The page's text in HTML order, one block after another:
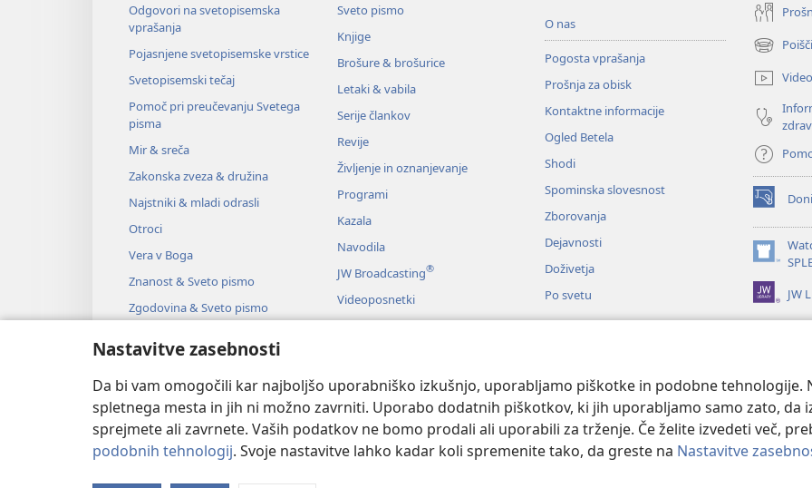
Nastavitve zasebnosti
Da bi vam omogočili kar najboljšo uporabniško izkušnjo, uporabljamo piškotke in podobne tehnologije.
spletnega mesta in jih ni možno zavrniti. Uporabo dodatnih piškotkov, ki jih uporabljamo samo zato, da
sprejmete ali zavrnete. Vaših podatkov ne bomo prodali ali uporabili za trženje. Če želite izvedeti več,
podobnih tehnologij. Svoje nastavitve lahko kadar koli spremenite tako, da greste na Nastavitve
Odgovori na svetopisemska
vprašanja
Pojasnjene svetopisemske vrstice
Svetopisemski tečaj
Pomoč pri preučevanju Svetega
pisma
Mir & sreča
Zakonska zveza & družina
Najstniki & mladi odrasli
Otroci
Vera v Boga
Znanost & Sveto pismo
Zgodovina & Sveto pismo
Sveto pismo
Knjige
Brošure & brošurice
Letaki & vabila
Serije člankov
Revije
Življenje in oznanjevanje
Programi
Kazala
Navodila
JW Broadcasting®
Videoposnetki
Glasba
Dramsko branje Svetega pisma
O nas
Pogosta vprašanja
Prošnja za obisk
Kontaktne informacije
Ogled Betela
Shodi
Spominska slovesnost
Zborovanja
Dejavnosti
Doživetja
Po svetu
(odpre
novo
okno)
(odpre
novo
okno)
(odpre
novo
okno) JW
Copyright© 2026 Watch Tower Bible and Tract Society of Pennsylvania. POGOJI UPORABE |POLITIKA